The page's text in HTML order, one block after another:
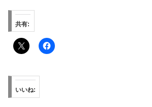
共有:
いいね: